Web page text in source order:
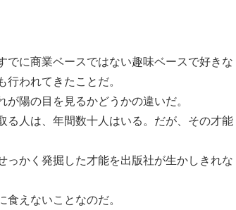
に商業ベースではない趣味ベースで好きな
われてきたことだ。
陽の目を見るかどうかの違いだ。
人は、年間数十人はいる。だが、その才能
かく発掘した才能を出版社が生かしきれな
えないことなのだ。